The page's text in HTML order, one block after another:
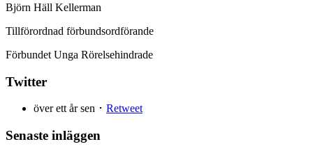
Björn Häll Kellerman
Tillförordnad förbundsordförande
Förbundet Unga Rörelsehindrade
Twitter
över ett år sen ･ Retweet
Senaste inläggen